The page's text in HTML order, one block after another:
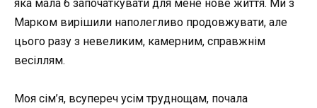
яка мала б започаткувати для мене нове життя. Ми з
Марком вирішили наполегливо продовжувати, але
цього разу з невеликим, камерним, справжнім
весіллям.
Моя сім’я, всупереч усім труднощам, почала